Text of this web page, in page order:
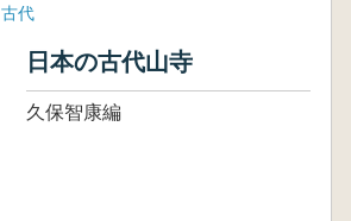
古代
日本の古代山寺
久保智康編